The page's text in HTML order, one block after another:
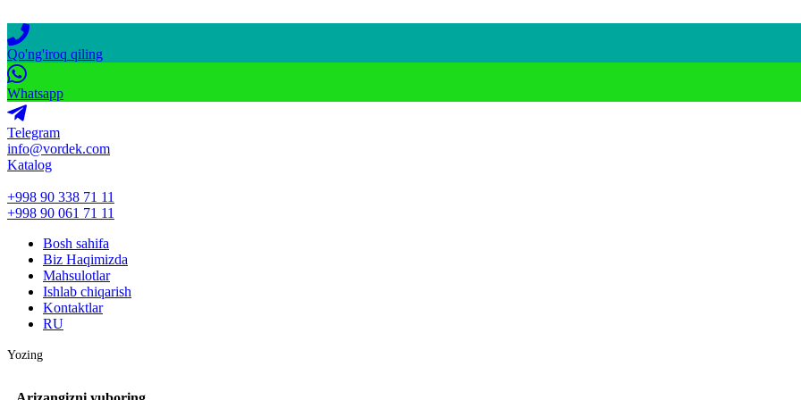
Qo'ng'iroq qiling
Whatsapp
Telegram
info@vordek.com
Katalog
+998 90 338 71 11
+998 90 061 71 11
Bosh sahifa
Biz Haqimizda
Mahsulotlar
Ishlab chiqarish
Kontaktlar
RU
Yozing